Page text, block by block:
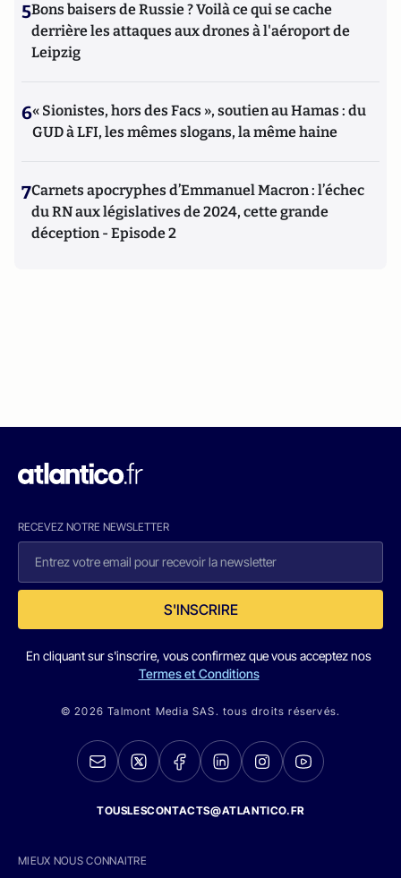
5Bons baisers de Russie ? Voilà ce qui se cache
derrière les attaques aux drones à l'aéroport de
Leipzig
6« Sionistes, hors des Facs », soutien au Hamas : du
GUD à LFI, les mêmes slogans, la même haine
7Carnets apocryphes d’Emmanuel Macron : l’échec
du RN aux législatives de 2024, cette grande
déception - Episode 2
RECEVEZ NOTRE NEWSLETTER
S'INSCRIRE
En cliquant sur s'inscrire, vous confirmez que vous acceptez nos
Termes et Conditions
© 2026 Talmont Media SAS. tous droits réservés.
TOUSLESCONTACTS@ATLANTICO.FR
MIEUX NOUS CONNAITRE